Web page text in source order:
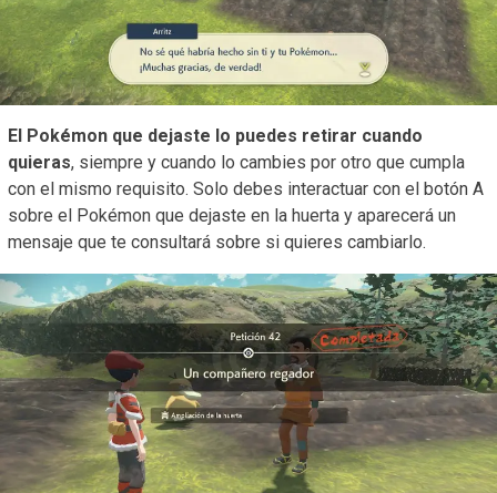
El Pokémon que dejaste lo puedes retirar cuando
quieras, siempre y cuando lo cambies por otro que cumpla
con el mismo requisito. Solo debes interactuar con el botón A
sobre el Pokémon que dejaste en la huerta y aparecerá un
mensaje que te consultará sobre si quieres cambiarlo.